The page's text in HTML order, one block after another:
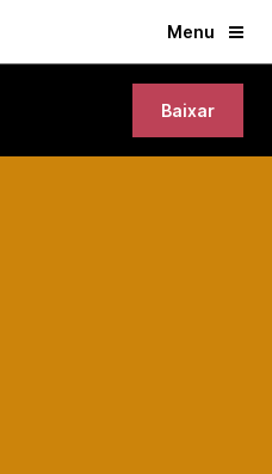
Menu
Baixar